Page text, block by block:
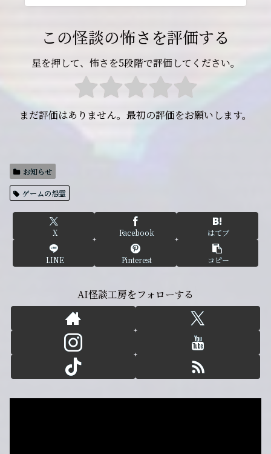
この怪談の怖さを評価する
星を押して、怖さを5段階で評価してください。
まだ評価はありません。最初の評価をお願いします。
お知らせ
ゲームの怨霊
X Facebook はてブ
LINE Pinterest コピー
AI怪談工房をフォローする